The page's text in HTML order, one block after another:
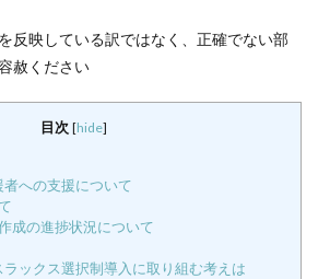
反映している訳ではなく、正確でない部
赦ください
目次 [hide]
への支援について
成の進捗状況について
ックス選択制導入に取り組む考えは